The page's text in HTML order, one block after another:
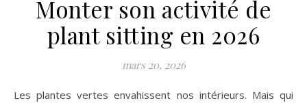
Monter son activité de
plant sitting en 2026
mars 20, 2026
Les plantes vertes envahissent nos intérieurs. Mais qui